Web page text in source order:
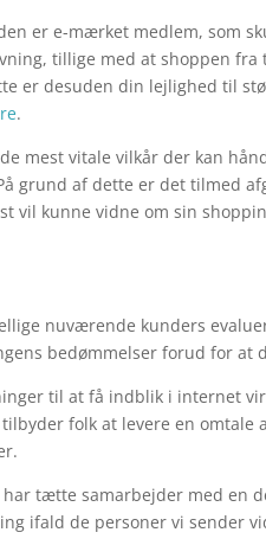
er e-mærket medlem, som
tillige med at shoppen
er desuden din lejlighed til
.
mest vitale vilkår der kan
grund af dette er det tilmed
vil kunne vidne om sin
nuværende kunders
bedømmelser forud for at
til at få indblik i internet
folk at levere en omtale
tætte samarbejder med en
ifald de personer vi sender